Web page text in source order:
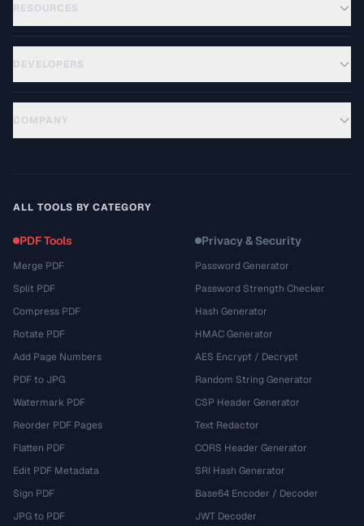
RESOURCES
DEVELOPERS
COMPANY
ALL TOOLS BY CATEGORY
PDF Tools
Merge PDF
Split PDF
Compress PDF
Rotate PDF
Add Page Numbers
PDF to JPG
Watermark PDF
Reorder PDF Pages
Flatten PDF
Edit PDF Metadata
Sign PDF
JPG to PDF
Privacy & Security
Password Generator
Password Strength Checker
Hash Generator
HMAC Generator
AES Encrypt / Decrypt
Random String Generator
CSP Header Generator
Text Redactor
CORS Header Generator
SRI Hash Generator
Base64 Encoder / Decoder
JWT Decoder